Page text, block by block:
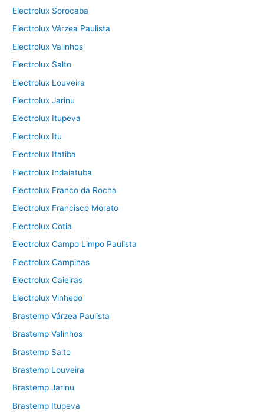
Electrolux Sorocaba
Electrolux Várzea Paulista
Electrolux Valinhos
Electrolux Salto
Electrolux Louveira
Electrolux Jarinu
Electrolux Itupeva
Electrolux Itu
Electrolux Itatiba
Electrolux Indaiatuba
Electrolux Franco da Rocha
Electrolux Francisco Morato
Electrolux Cotia
Electrolux Campo Limpo Paulista
Electrolux Campinas
Electrolux Caieiras
Electrolux Vinhedo
Brastemp Várzea Paulista
Brastemp Valinhos
Brastemp Salto
Brastemp Louveira
Brastemp Jarinu
Brastemp Itupeva